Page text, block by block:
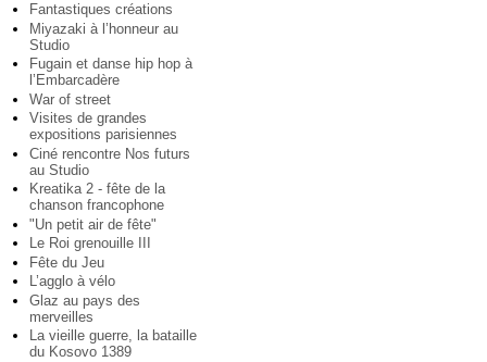
Fantastiques créations
Miyazaki à l’honneur au
Studio
Fugain et danse hip hop à
l’Embarcadère
War of street
Visites de grandes
expositions parisiennes
Ciné rencontre Nos futurs
au Studio
Kreatika 2 - fête de la
chanson francophone
"Un petit air de fête"
Le Roi grenouille III
Fête du Jeu
L’agglo à vélo
Glaz au pays des
merveilles
La vieille guerre, la bataille
du Kosovo 1389